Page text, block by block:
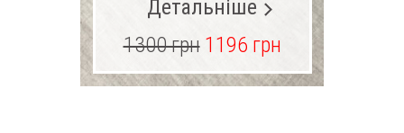
Детальніше
1300 грн 1196 грн